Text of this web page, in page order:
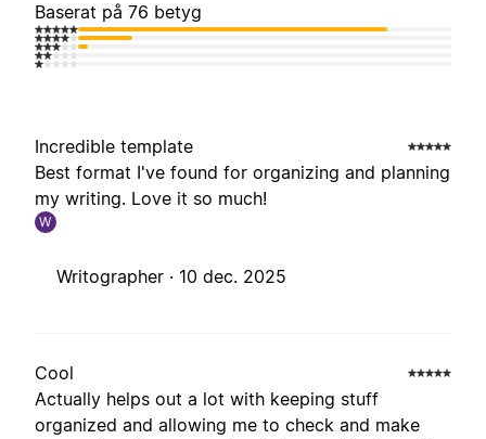
Baserat på 76 betyg
Incredible template
Best format I've found for organizing and planning
my writing. Love it so much!
W
Writographer · 10 dec. 2025
Cool
Actually helps out a lot with keeping stuff
organized and allowing me to check and make